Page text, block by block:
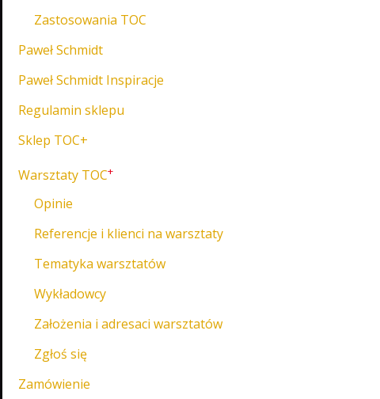
Zastosowania TOC
Paweł Schmidt
Paweł Schmidt Inspiracje
Regulamin sklepu
Sklep TOC+
Warsztaty TOC+
Opinie
Referencje i klienci na warsztaty
Tematyka warsztatów
Wykładowcy
Założenia i adresaci warsztatów
Zgłoś się
Zamówienie